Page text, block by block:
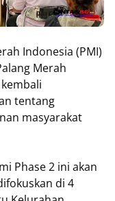
Indonesia (PMI)
Merah
tentang
masyarakat
Phase 2 ini akan
di 4